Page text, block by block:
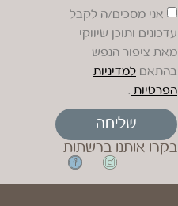
אני מסכים/ה לקבל
עדכונים ותוכן שיווקי
מאת ציפור הנפש
בהתאם למדיניות
הפרטיות .
שליחה
בקרו אותנו ברשתות